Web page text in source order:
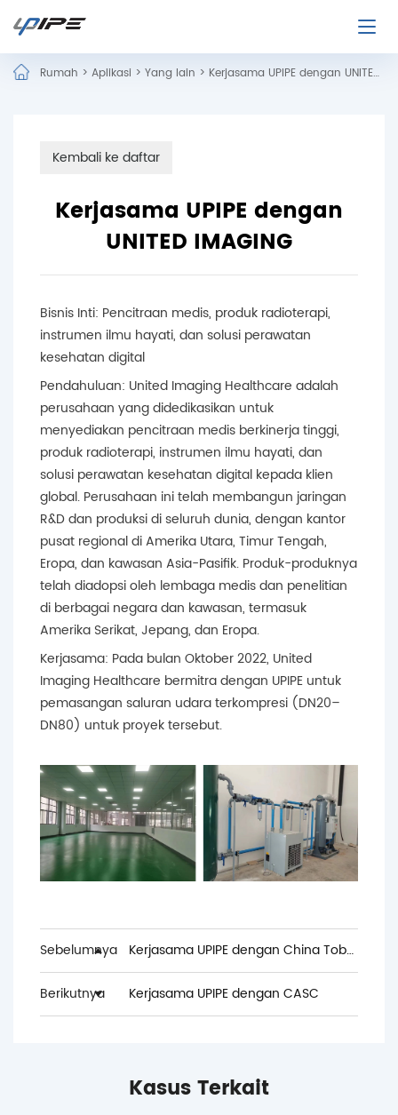
Rumah > Aplikasi > Yang lain > Kerjasama UPIPE dengan UNITED IMAGING
Kembali ke daftar
Kerjasama UPIPE dengan
UNITED IMAGING
Bisnis Inti: Pencitraan medis, produk radioterapi,
instrumen ilmu hayati, dan solusi perawatan
kesehatan digital
Pendahuluan: United Imaging Healthcare adalah
perusahaan yang didedikasikan untuk
menyediakan pencitraan medis berkinerja tinggi,
produk radioterapi, instrumen ilmu hayati, dan
solusi perawatan kesehatan digital kepada klien
global. Perusahaan ini telah membangun jaringan
R&D dan produksi di seluruh dunia, dengan kantor
pusat regional di Amerika Utara, Timur Tengah,
Eropa, dan kawasan Asia-Pasifik. Produk-produknya
telah diadopsi oleh lembaga medis dan penelitian
di berbagai negara dan kawasan, termasuk
Amerika Serikat, Jepang, dan Eropa.
Kerjasama: Pada bulan Oktober 2022, United
Imaging Healthcare bermitra dengan UPIPE untuk
pemasangan saluran udara terkompresi (DN20–
DN80) untuk proyek tersebut.
Sebelumnya Kerjasama UPIPE dengan China Tobacoo
Berikutnya Kerjasama UPIPE dengan CASC
Kasus Terkait